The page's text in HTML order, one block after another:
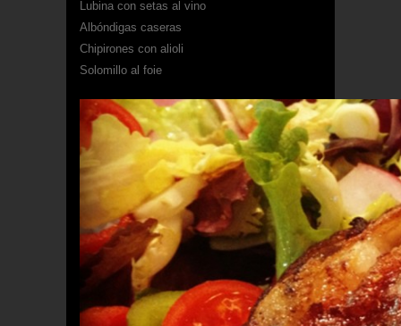
Lubina con setas al vino
Albóndigas caseras
Chipirones con alioli
Solomillo al foie